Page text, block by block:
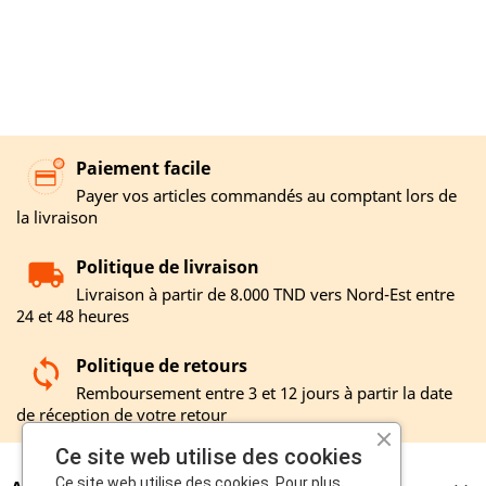
Paiement facile
Payer vos articles commandés au comptant lors de
la livraison
Politique de livraison
Livraison à partir de 8.000 TND vers Nord-Est entre
24 et 48 heures
Politique de retours
Remboursement entre 3 et 12 jours à partir la date
de réception de votre retour
Ce site web utilise des cookies